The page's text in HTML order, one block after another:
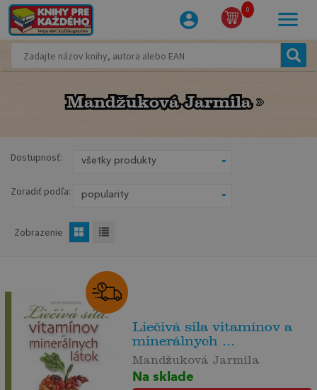
0
Mandžuková Jarmila
Mandžuková Jarmila
Dostupnosť:
Zoradiť podľa:
Zobrazenie
Liečivá sila vitamínov a
minerálnych ...
Mandžuková Jarmila
Na sklade